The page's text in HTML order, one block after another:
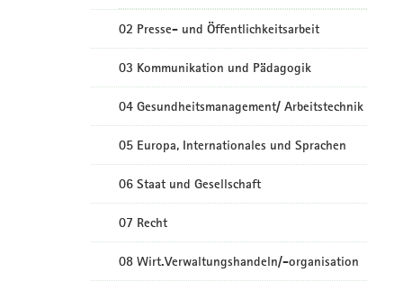
02 Presse- und Öffentlichkeitsarbeit
03 Kommunikation und Pädagogik
04 Gesundheitsmanagement/ Arbeitstechnik
05 Europa, Internationales und Sprachen
06 Staat und Gesellschaft
07 Recht
08 Wirt.Verwaltungshandeln/-organisation